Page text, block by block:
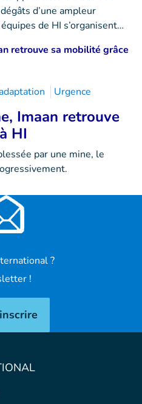
d’une ampleur
de HI s’organisent…
Urgence
Imaan retrouve
HI
par une mine, le
?
!